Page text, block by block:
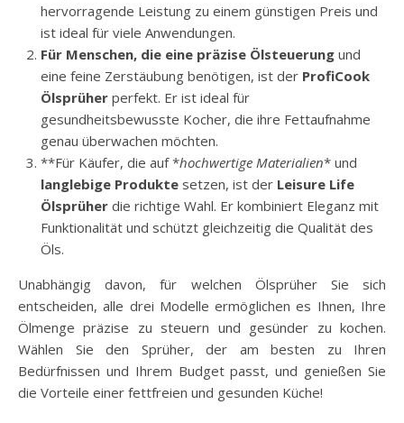
hervorragende Leistung zu einem günstigen Preis und
ist ideal für viele Anwendungen.
Für Menschen, die eine präzise Ölsteuerung und
eine feine Zerstäubung benötigen, ist der ProfiCook
Ölsprüher perfekt. Er ist ideal für
gesundheitsbewusste Kocher, die ihre Fettaufnahme
genau überwachen möchten.
**Für Käufer, die auf *hochwertige Materialien* und
langlebige Produkte setzen, ist der Leisure Life
Ölsprüher die richtige Wahl. Er kombiniert Eleganz mit
Funktionalität und schützt gleichzeitig die Qualität des
Öls.
Unabhängig davon, für welchen Ölsprüher Sie sich
entscheiden, alle drei Modelle ermöglichen es Ihnen, Ihre
Ölmenge präzise zu steuern und gesünder zu kochen.
Wählen Sie den Sprüher, der am besten zu Ihren
Bedürfnissen und Ihrem Budget passt, und genießen Sie
die Vorteile einer fettfreien und gesunden Küche!